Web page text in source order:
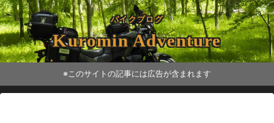
バイクブログ
Kuromin Adventure
※このサイトの記事には広告が含まれます